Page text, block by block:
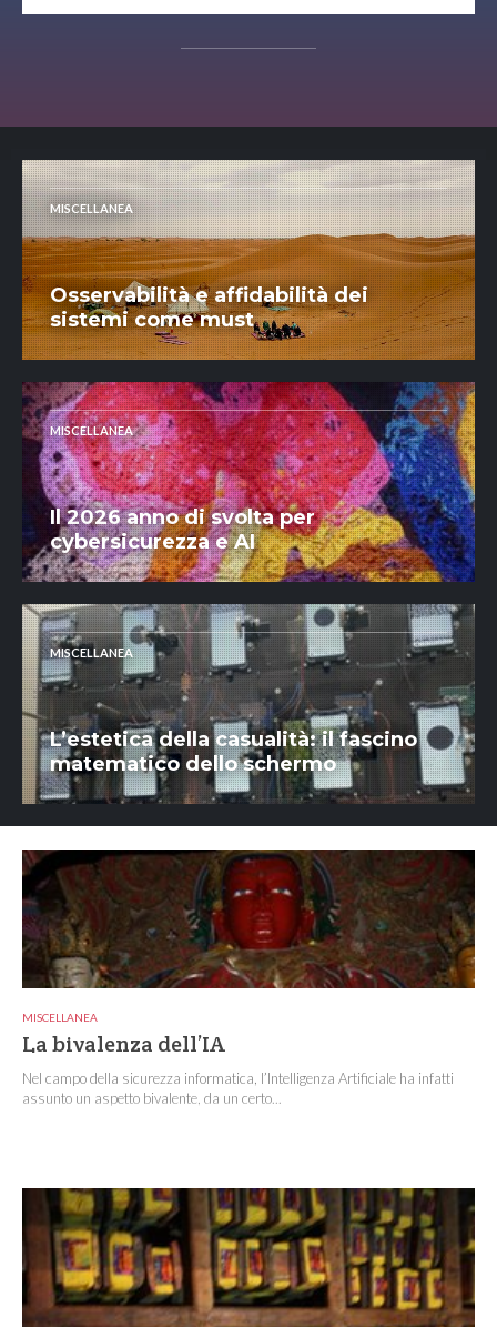
MISCELLANEA
Osservabilità e affidabilità dei
sistemi come must
MISCELLANEA
Il 2026 anno di svolta per
cybersicurezza e AI
MISCELLANEA
L’estetica della casualità: il fascino
matematico dello schermo
MISCELLANEA
La bivalenza dell’IA
Nel campo della sicurezza informatica, l’Intelligenza Artificiale ha infatti
assunto un aspetto bivalente, da un certo...